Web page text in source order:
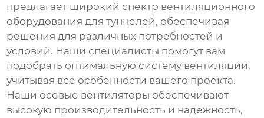
предлагает широкий спектр вентиляционного
оборудования для туннелей, обеспечивая
решения для различных потребностей и
условий. Наши специалисты помогут вам
подобрать оптимальную систему вентиляции,
учитывая все особенности вашего проекта.
Наши осевые вентиляторы обеспечивают
высокую производительность и надежность,